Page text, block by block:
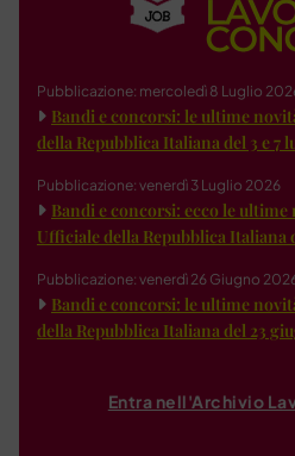
Pubblicazione: mercoledì 8 Luglio
Bandi e concorsi: le ultime
della Repubblica Italiana del 3 e 7
Pubblicazione: venerdì 3 Luglio 2026
Bandi e concorsi: ecco le ultime
Ufficiale della Repubblica Italiana
Pubblicazione: venerdì 26 Giugno
Bandi e concorsi: le ultime
della Repubblica Italiana del 23
Entra nell'Archivio